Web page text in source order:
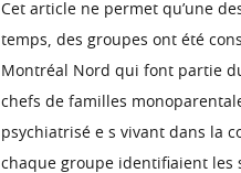
Cet article ne permet qu’une
temps, des groupes ont été
Montréal Nord qui font partie
chefs de familles
psychiatrisé e s vivant dans la
chaque groupe identifiaient les